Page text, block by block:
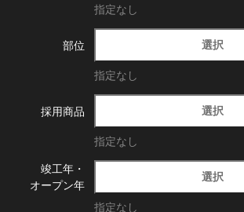
指定なし
部位 選択
指定なし
採用商品 選択
指定なし
竣工年・
オープン年
選択
指定なし